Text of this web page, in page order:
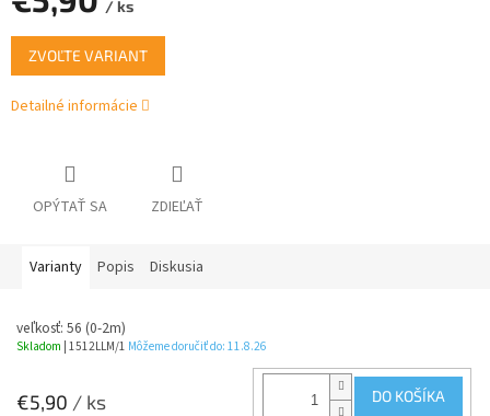
/ ks
Jednotková
cena:
ZVOĽTE VARIANT
Detailné informácie
OPÝTAŤ SA ZDIEĽAŤ
Varianty Popis Diskusia
veľkosť: 56 (0-2m)
Skladom | 1512LLM/1 Môžeme doručiť do: 11.8.26
€5,90 / ks DO KOŠÍKA